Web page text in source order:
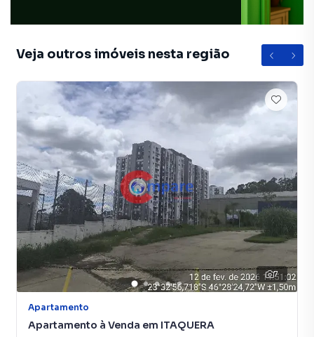
Veja outros imóveis nesta região
7
Apartamento
Apartamento à Venda em ITAQUERA